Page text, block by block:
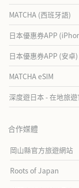
MATCHA (西班牙語)
日本優惠券APP
日本優惠券APP (安卓)
MATCHA eSIM
深度遊日本 - 在地旅
合作媒體
岡山縣官方旅遊網站
Roots of Japan